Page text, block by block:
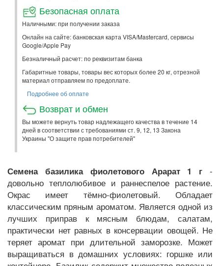
Безопасная оплата
Наличными: при получении заказа
Онлайн на сайте: банковская карта VISA/Mastercard, сервисы
Google/Apple Pay
Безналичный расчет: по реквизитам банка
Габаритные товары, товары вес которых более 20 кг, отрезной
материал отправляем по предоплате.
Подробнее об оплате
Возврат и обмен
Вы можете вернуть товар надлежащего качества в течение 14
дней в соответствии с требованиями ст. 9, 12, 13 Закона
Украины "О защите прав потребителей"
Семена базилика фиолетового Арарат 1 г -
довольно теплолюбивое и раннеспелое растение.
Окрас имеет тёмно-фиолетовый. Обладает
классическим пряным ароматом. Является одной из
лучших приправ к мясным блюдам, салатам,
практически нет равных в консервации овощей. Не
теряет аромат при длительной заморозке. Может
выращиваться в домашних условиях: горшке или